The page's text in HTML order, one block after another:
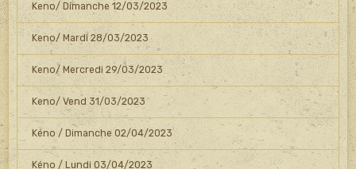
Keno/ Dimanche 12/03/2023
Keno/ Mardi 28/03/2023
Keno/ Mercredi 29/03/2023
Keno/ Vend 31/03/2023
Kéno / Dimanche 02/04/2023
Kéno / Lundi 03/04/2023